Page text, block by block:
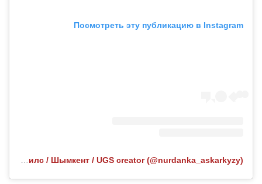
Посмотреть эту публикацию в Instagram
Публикация от SMM / Рилс / Шымкент / UGS creator (@nurdanka_askarkyzy)